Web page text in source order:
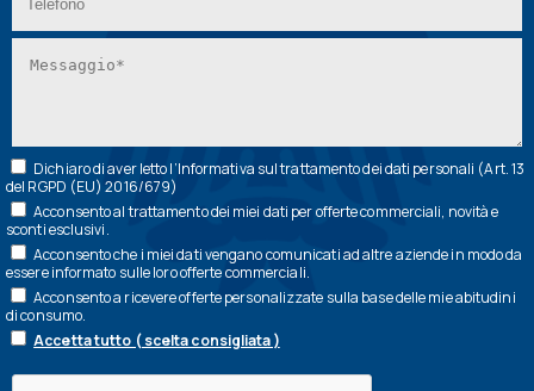
Dichiaro di aver letto l’Informativa sul trattamento dei dati personali (Art. 13
del RGPD (EU) 2016/679)
Acconsento al trattamento dei miei dati per offerte commerciali, novità e
sconti esclusivi.
Acconsento che i miei dati vengano comunicati ad altre aziende in modo da
essere informato sulle loro offerte commerciali.
Acconsento a ricevere offerte personalizzate sulla base delle mie abitudini
di consumo.
Accetta tutto ( scelta consigliata )